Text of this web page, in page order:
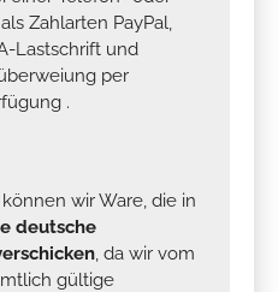
Zahlarten PayPal,
Lastschrift und
per
.
wir Ware, die in
deutsche
, da wir vom
gültige